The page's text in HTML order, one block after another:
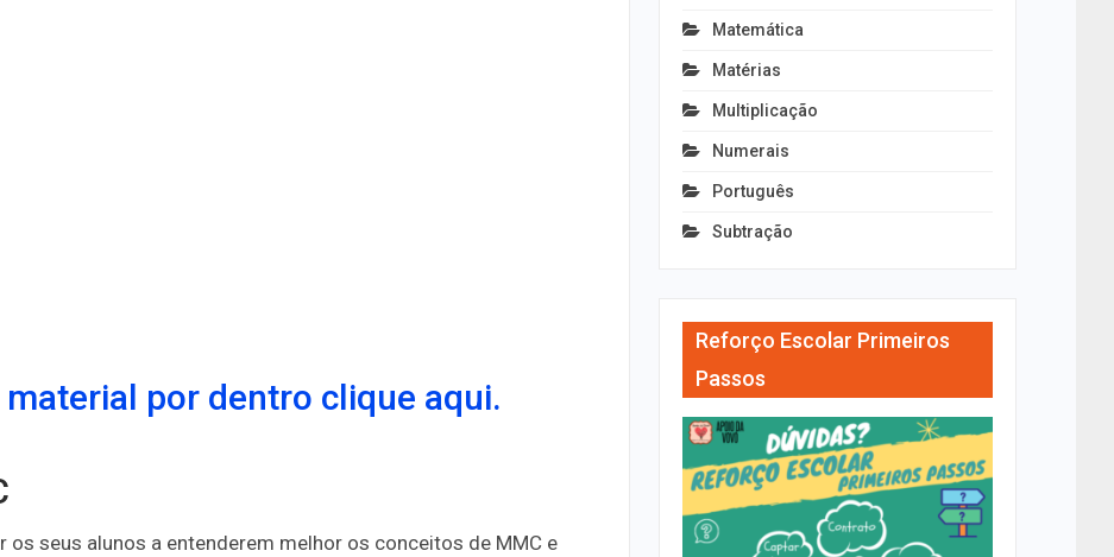
por dentro clique aqui.
os seus alunos a entenderem melhor os conceitos de MMC e
Matemática
Matérias
Multiplicação
Numerais
Português
Subtração
Reforço Escolar Primeiros
Passos